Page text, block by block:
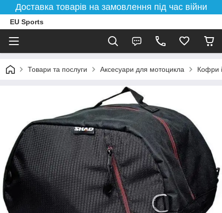
Доставка товарів на замовлення під час війни
EU Sports
Товари та послуги Аксесуари для мотоцикла Кофри